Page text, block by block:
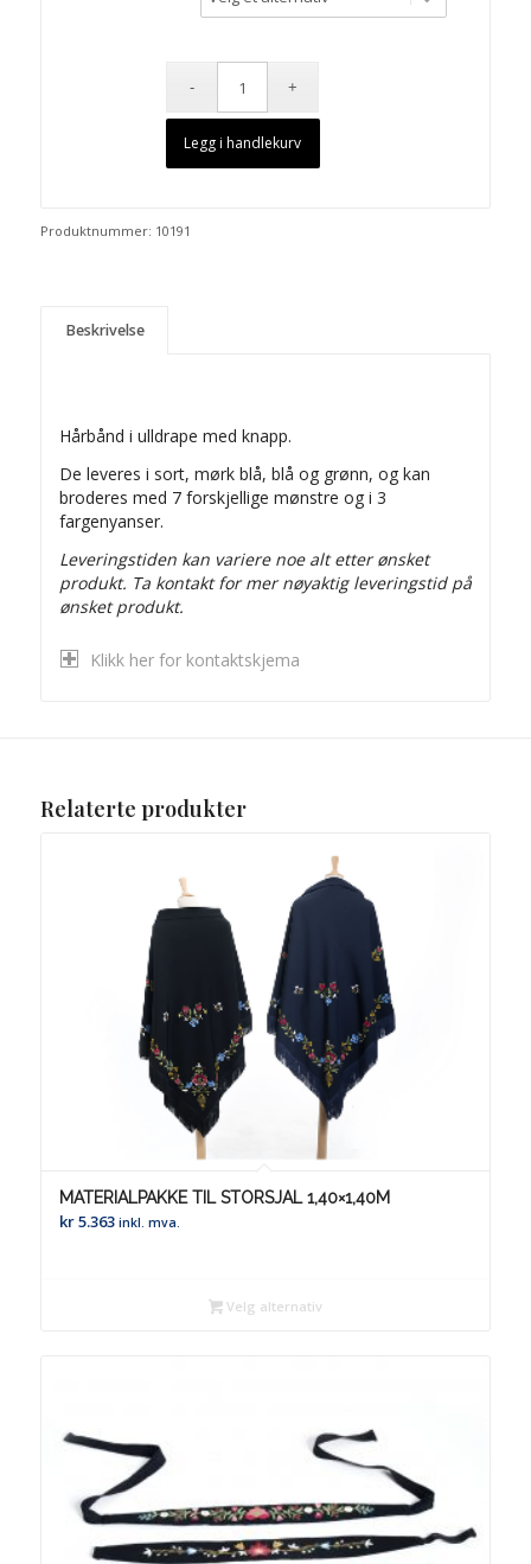
Legg i handlekurv
Produktnummer: 10191
Beskrivelse
Hårbånd i ulldrape med knapp.
De leveres i sort, mørk blå, blå og grønn, og kan
broderes med 7 forskjellige mønstre og i 3
fargenyanser.
Leveringstiden kan variere noe alt etter ønsket
produkt. Ta kontakt for mer nøyaktig leveringstid på
ønsket produkt.
Klikk her for kontaktskjema
Relaterte produkter
MATERIALPAKKE TIL STORSJAL 1,40×1,40M
kr5.363 inkl. mva.
Velg alternativ